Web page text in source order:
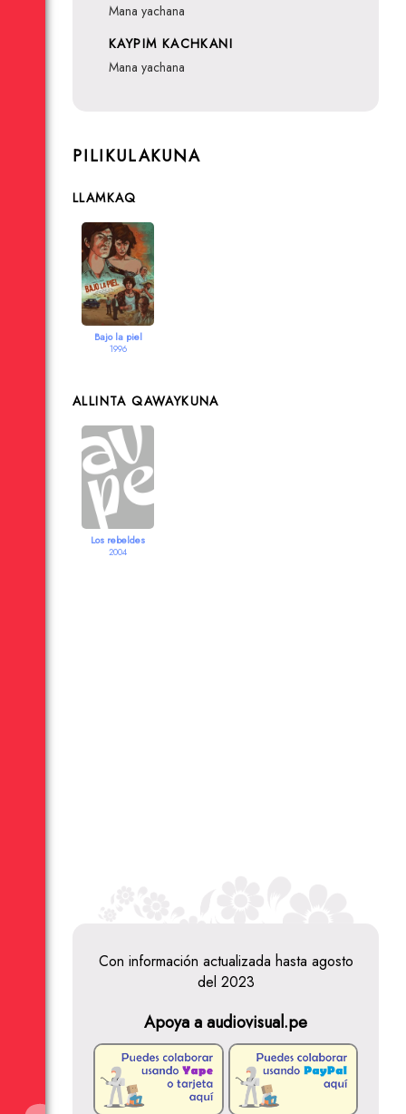
mana yachana
KAYPIM KACHKANI
mana yachana
PILIKULAKUNA
LLAMKAQ
Bajo la piel
1996
ALLINTA QAWAYKUNA
Los rebeldes
2004
Con información actualizada hasta agosto
del 2023
Apoya a audiovisual.pe